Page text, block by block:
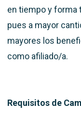
en tiempo y forma
pues a mayor
mayores los
como afiliado/a.
Requisitos de